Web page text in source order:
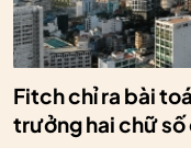
Fitch chỉ ra bài
trưởng hai chữ số